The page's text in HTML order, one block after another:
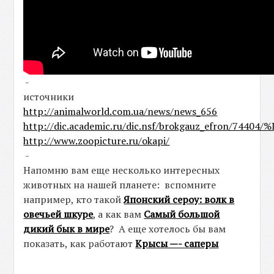
-
источники
http://animalworld.com.ua/news/news_656
http://dic.academic.ru/dic.nsf/brokgauz_efron/74404/
http://www.zoopicture.ru/okapi/
-
Напомню вам еще несколько интересных
животных на нашей планете: вспомните
например, кто такойЯпонский сероу: волк в
овечьей шкуре, а как вам Самый большой
дикий бык в мире? А еще хотелось бы вам
показать, как работаютКрысы —- саперы